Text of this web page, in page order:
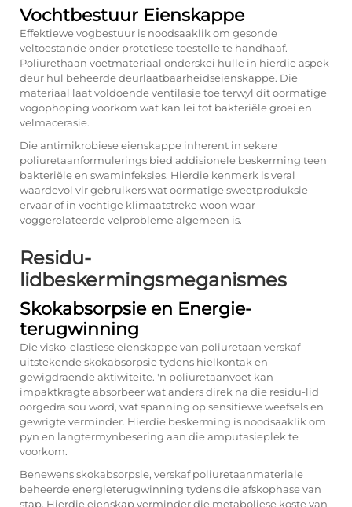
Vochtbestuur Eienskappe
Effektiewe vogbestuur is noodsaaklik om gesonde
veltoestande onder protetiese toestelle te handhaaf.
Poliurethaan voetmateriaal onderskei hulle in hierdie aspek
deur hul beheerde deurlaatbaarheidseienskappe. Die
materiaal laat voldoende ventilasie toe terwyl dit oormatige
vogophoping voorkom wat kan lei tot bakteriële groei en
velmacerasie.
Die antimikrobiese eienskappe inherent in sekere
poliuretaanformulerings bied addisionele beskerming teen
bakteriële en swaminfeksies. Hierdie kenmerk is veral
waardevol vir gebruikers wat oormatige sweetproduksie
ervaar of in vochtige klimaatstreke woon waar
voggerelateerde velprobleme algemeen is.
Residu-
lidbeskermingsmeganismes
Skokabsorpsie en Energie-
terugwinning
Die visko-elastiese eienskappe van poliuretaan verskaf
uitstekende skokabsorpsie tydens hielkontak en
gewigdraende aktiwiteite. 'n poliuretaanvoet kan
impaktkragte absorbeer wat anders direk na die residu-lid
oorgedra sou word, wat spanning op sensitiewe weefsels en
gewrigte verminder. Hierdie beskerming is noodsaaklik om
pyn en langtermynbesering aan die amputasieplek te
voorkom.
Benewens skokabsorpsie, verskaf poliuretaanmateriale
beheerde energieterugwinning tydens die afskophase van
stap. Hierdie eienskap verminder die metaboliese koste van